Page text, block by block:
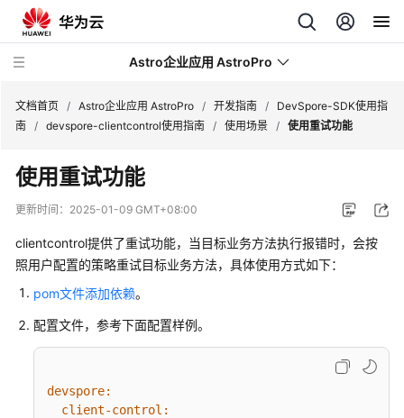
Astro企业应用 AstroPro
新
动
产
介
绍
文档首页 / Astro企业应用 AstroPro / 开发指南 /
DevSpore-SDK使用指
南 / devspore-clientcontrol使用指南 / 使用场景 / 使用重试功能
使用重试功能
更新时间： 2025-01-09 GMT+08:00
clientcontrol提供了重试功能，当目标业务方法执行报错时，会按
照用户配置的策略重试目标业务方法，具体使用方式如下：
pom文件添加依赖。
配置文件，参考下面配置样例。
devspore:
client-control: